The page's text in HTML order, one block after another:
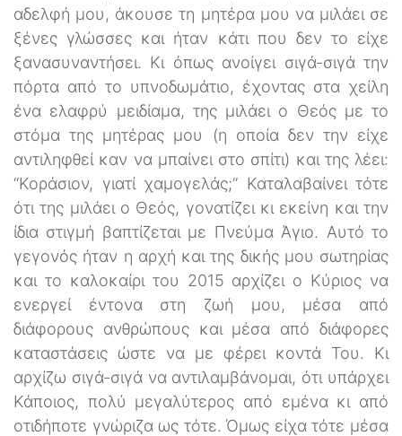
αδελφή μου, άκουσε τη μητέρα μου να μιλάει σε
ξένες γλώσσες και ήταν κάτι που δεν το είχε
ξανασυναντήσει. Κι όπως ανοίγει σιγά-σιγά την
πόρτα από το υπνοδωμάτιο, έχοντας στα χείλη
ένα ελαφρύ μειδίαμα, της μιλάει ο Θεός με το
στόμα της μητέρας μου (η οποία δεν την είχε
αντιληφθεί καν να μπαίνει στο σπίτι) και της λέει:
“Κοράσιον, γιατί χαμογελάς;” Καταλαβαίνει τότε
ότι της μιλάει ο Θεός, γονατίζει κι εκείνη και την
ίδια στιγμή βαπτίζεται με Πνεύμα Άγιο. Αυτό το
γεγονός ήταν η αρχή και της δικής μου σωτηρίας
και το καλοκαίρι του 2015 αρχίζει ο Κύριος να
ενεργεί έντονα στη ζωή μου, μέσα από
διάφορους ανθρώπους και μέσα από διάφορες
καταστάσεις ώστε να με φέρει κοντά Του. Κι
αρχίζω σιγά-σιγά να αντιλαμβάνομαι, ότι υπάρχει
Κάποιος, πολύ μεγαλύτερος από εμένα κι από
οτιδήποτε γνώριζα ως τότε. Όμως είχα τότε μέσα